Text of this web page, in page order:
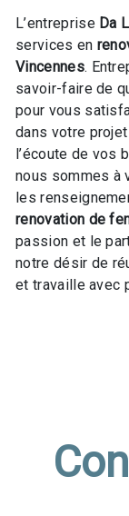
L’entreprise Da
services en
Vincennes.
savoir-faire de
pour vous
dans votre
l’écoute de vos
nous sommes à
les
renovation de
passion et le
notre désir de
et travaille avec